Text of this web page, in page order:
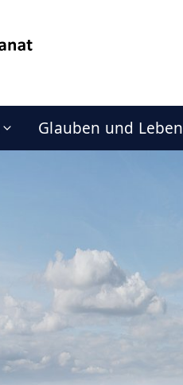
Glauben und Leben